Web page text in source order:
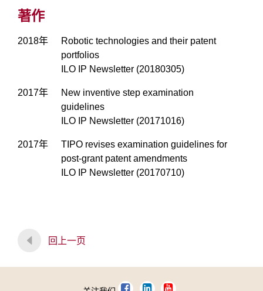
著作
2018年
Robotic technologies and their patent
portfolios
ILO IP Newsletter (20180305)
2017年
New inventive step examination
guidelines
ILO IP Newsletter (20171016)
2017年
TIPO revises examination guidelines for
post-grant patent amendments
ILO IP Newsletter (20170710)
回上一页